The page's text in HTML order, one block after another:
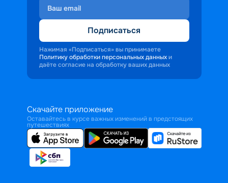
Подписаться
Нажимая «Подписаться» вы принимаете
Политику обработки персональных данных и
даёте согласие на обработку ваших данных
Скачайте приложение
Оставайтесь в курсе важных изменений в предстоящих
путешествиях